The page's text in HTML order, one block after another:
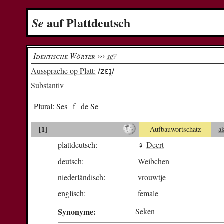
Se auf Plattdeutsch
Aussprache op Platt: /zɛɪ̯/
Substantiv
Plural: Ses f de Se
[1] Aufbauwortschatz
plattdeutsch: ♀ Deert
deutsch:
Weibchen
niederländisch:
vrouwtje
englisch:
female
Synonyme: Seken
Identische Wörter ››› se❔︎